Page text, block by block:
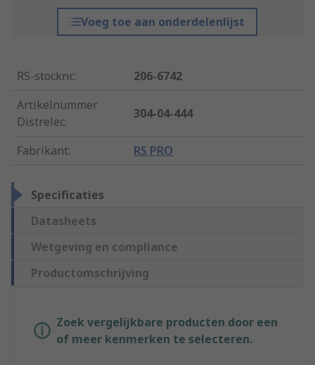
Voeg toe aan onderdelenlijst
RS-stocknr.:
206-6742
Artikelnummer
Distrelec:
304-04-444
Fabrikant: RS PRO
Specificaties
Datasheets
Wetgeving en compliance
Productomschrijving
Zoek vergelijkbare producten door een
of meer kenmerken te selecteren.